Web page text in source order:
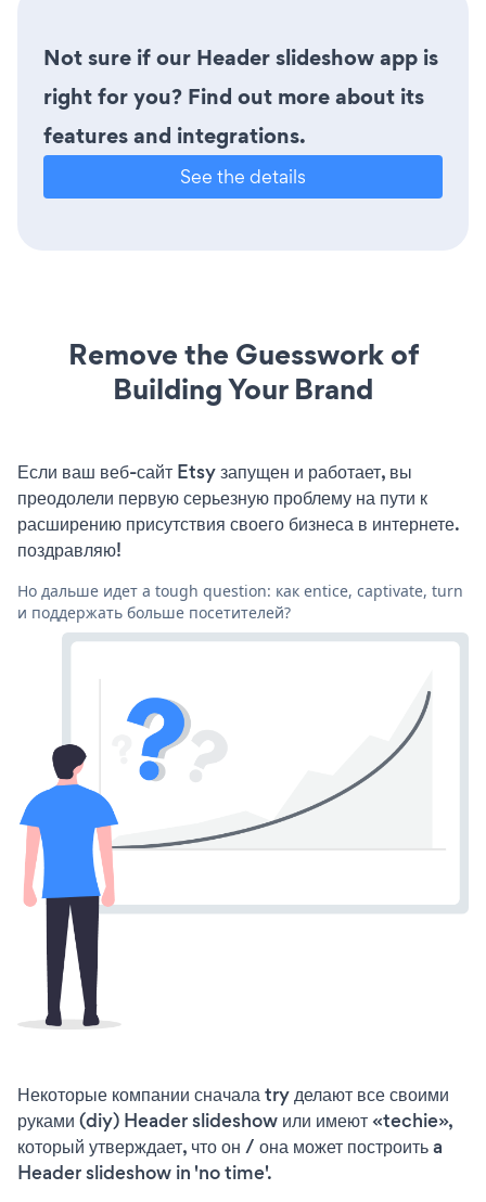
Not sure if our Header slideshow app is
right for you? Find out more about its
features and integrations.
See the details
Remove the Guesswork of
Building Your Brand
Если ваш веб-сайт Etsy запущен и работает, вы
преодолели первую серьезную проблему на пути к
расширению присутствия своего бизнеса в интернете.
поздравляю!
Но дальше идет a tough question: как entice, captivate, turn
и поддержать больше посетителей?
Некоторые компании сначала try делают все своими
руками (diy) Header slideshow или имеют «techie»,
который утверждает, что он / она может построить a
Header slideshow in 'no time'.